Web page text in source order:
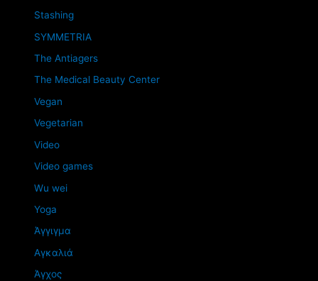
Stashing
SYMMETRIA
The Antiagers
The Medical Beauty Center
Vegan
Vegetarian
Video
Video games
Wu wei
Yoga
Άγγιγμα
Αγκαλιά
Άγχος